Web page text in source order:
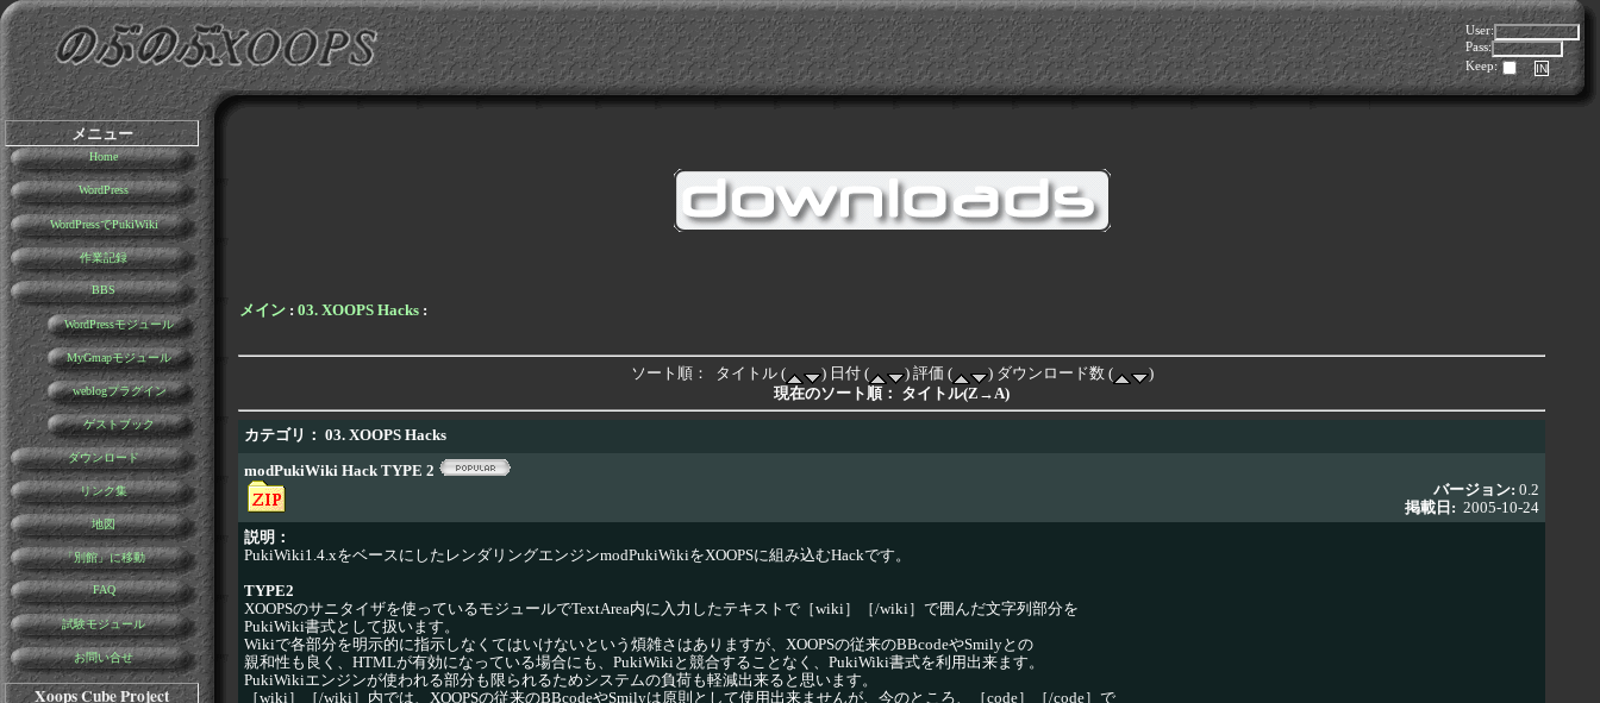
User:
Pass:
Keep:
メニュー
Home
WordPress
WordPressでPukiWiki
作業記録
BBS
WordPressモジュール
MyGmapモジュール
weblogプラグイン
ゲストブック
ダウンロード
リンク集
地図
「別館」に移動
FAQ
試験モジュール
お問い合せ
Xoops Cube Project
メイン : 03. XOOPS Hacks :
ソート順： タイトル ( ) 日付 ( ) 評価 ( ) ダウンロード数 (
)
現在のソート順： タイトル(Z→A)
カテゴリ： 03. XOOPS Hacks
modPukiWiki Hack TYPE 2
バージョン: 0.2
掲載日: 2005-10-24
説明：
PukiWiki1.4.xをベースにしたレンダリングエンジンmodPukiWikiをXOOPSに組み込むHackです。
TYPE2
XOOPSのサニタイザを使っているモジュールでTextArea内に入力したテキストで［wiki］［/wiki］で囲んだ文字列部分を
PukiWiki書式として扱います。
Wikiで各部分を明示的に指示しなくてはいけないという煩雑さはありますが、XOOPSの従来のBBcodeやSmilyとの
親和性も良く、HTMLが有効になっている場合にも、PukiWikiと競合することなく、PukiWiki書式を利用出来ます。
PukiWikiエンジンが使われる部分も限られるためシステムの負荷も軽減出来ると思います。
［wiki］［/wiki］内では、XOOPSの従来のBBcodeやSmilyは原則として使用出来ませんが、今のところ、［code］［/code］で